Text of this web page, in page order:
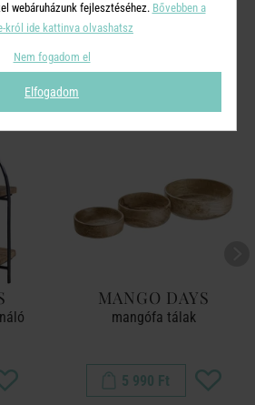
TOVÁBBI
TERMÉKEI
MANGO DAYS
mangófa tálak
5 990 Ft
webáruházunk fejlesztéséhez. Bővebben a
król ide kattinva olvashatsz
Nem fogadom el
Elfogadom